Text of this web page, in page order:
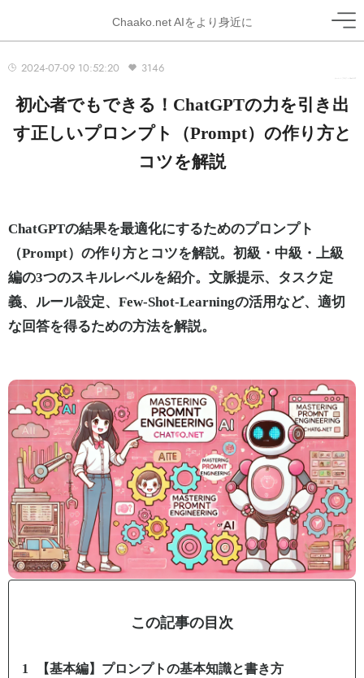
Chaako.net AIをより身近に
2024-07-09 10:52:20 3146
初心者でもできる！ChatGPTの力を引き出
す正しいプロンプト（Prompt）の作り方と
コツを解説
ChatGPTの結果を最適化にするためのプロンプト
（Prompt）の作り方とコツを解説。初級・中級・上級
編の3つのスキルレベルを紹介。文脈提示、タスク定
義、ルール設定、Few-Shot-Learningの活用など、適切
な回答を得るための方法を解説。
この記事の目次
【基本編】プロンプトの基本知識と書き方